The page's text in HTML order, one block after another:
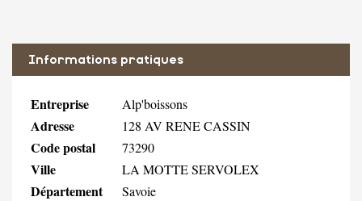
Informations pratiques
Entreprise Alp'boissons
Adresse 128 AV RENE CASSIN
Code postal 73290
Ville LA MOTTE SERVOLEX
Département Savoie